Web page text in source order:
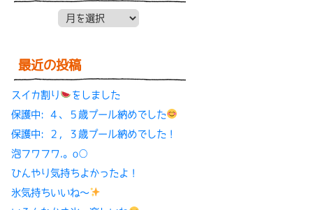
月別アーカイブ
最近の投稿
スイカ割り
をしました
保護中: ４、５歳プール納めでした
保護中: ２，３歳プール納めでした！
泡フワフワ.。o○
ひんやり気持ちよかったよ！
氷気持ちいいね〜